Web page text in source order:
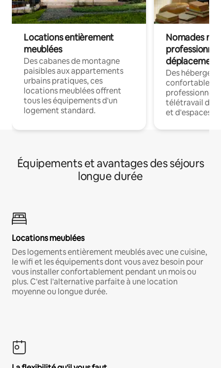
Locations entièrement
meublées
Des cabanes de montagne
paisibles aux appartements
urbains pratiques, ces
locations meublées offrent
tous les équipements d'un
logement standard.
Nomades
déplacement
Des
confortables
professionnels
télétravail
et d'espaces
Équipements et avantages des séjours
longue durée
Locations meublées
Des logements entièrement meublés avec une cuisine,
le wifi et les équipements dont vous avez besoin pour
vous installer confortablement pendant un mois ou
plus. C'est l'alternative parfaite à une location
moyenne ou longue durée.